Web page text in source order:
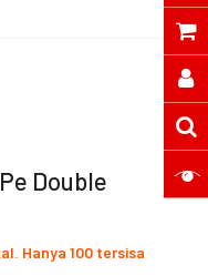
Double
Hanya 100 tersisa